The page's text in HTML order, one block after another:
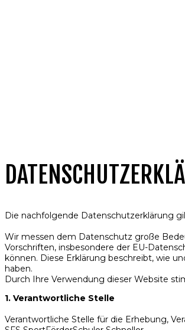
Die nachfolgende Datenschutzerklärung
Wir messen dem Datenschutz große
Vorschriften, insbesondere der EU-
können. Diese Erklärung beschreibt, wie
haben.
Durch Ihre Verwendung dieser Website
1. Verantwortliche Stelle
Verantwortliche Stelle für die Erhebung,